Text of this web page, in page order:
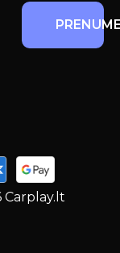
Carplay.lt